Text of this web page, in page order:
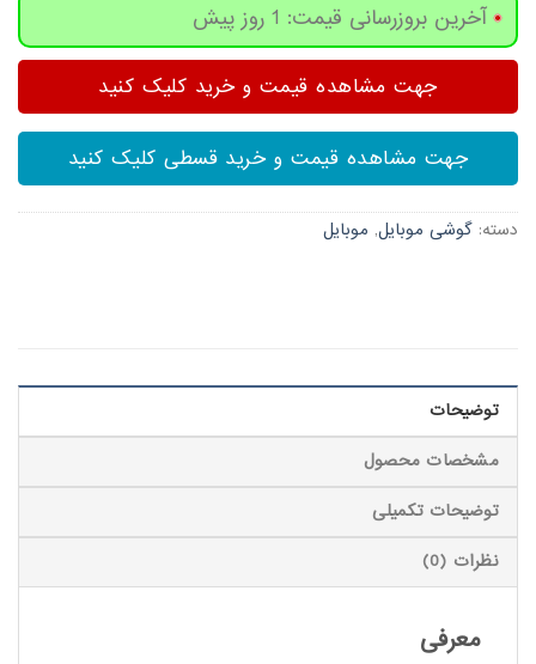
آخرین بروزرسانی قیمت: 1 روز پیش
جهت مشاهده قیمت و خرید کلیک کنید
جهت مشاهده قیمت و خرید قسطی کلیک کنید
دسته: گوشی موبایل, موبایل
توضیحات
مشخصات محصول
توضیحات تکمیلی
نظرات (0)
معرفی